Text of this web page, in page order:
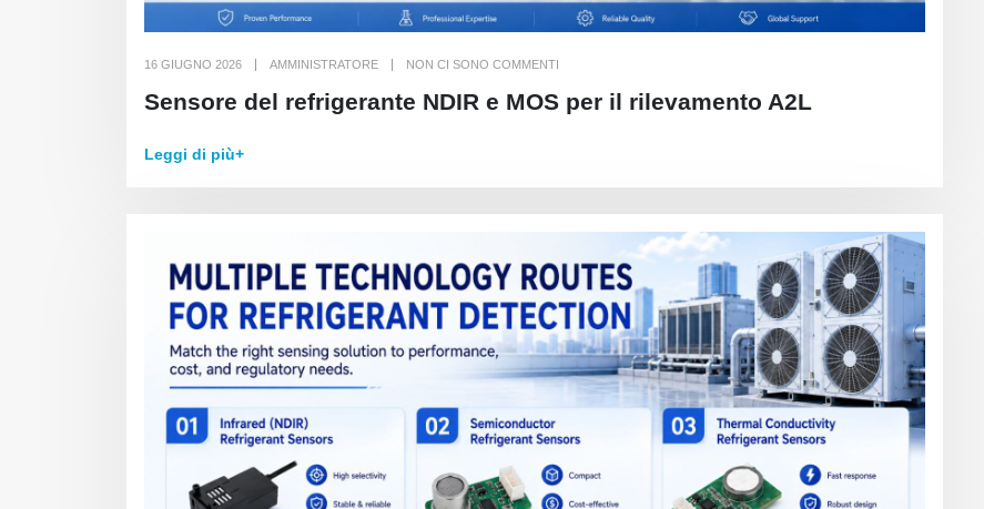
16 GIUGNO 2026 AMMINISTRATORE NON CI SONO COMMENTI
Sensore del refrigerante NDIR e MOS per il rilevamento A2L
Leggi di più+